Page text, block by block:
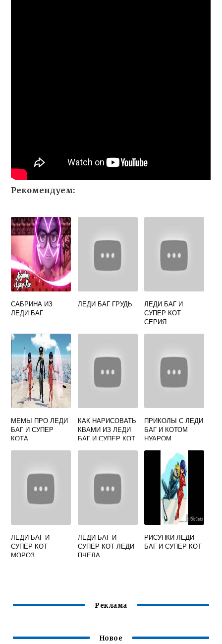
Рекомендуем:
САБРИНА ИЗ
ЛЕДИ БАГ
ЛЕДИ БАГ ГРУДЬ
ЛЕДИ БАГ И
СУПЕР КОТ
СЕРИЯ
МЕМЫ ПРО ЛЕДИ
БАГ И СУПЕР
КОТА
КАК НАРИСОВАТЬ
КВАМИ ИЗ ЛЕДИ
БАГ И СУПЕР КОТ
ПРИКОЛЫ С ЛЕДИ
БАГ И КОТОМ
НУАРОМ
ЛЕДИ БАГ И
СУПЕР КОТ
МОРОЗ
ЛЕДИ БАГ И
СУПЕР КОТ ЛЕДИ
ПЧЕЛА
РИСУНКИ ЛЕДИ
БАГ И СУПЕР КОТ
Реклама
Новое